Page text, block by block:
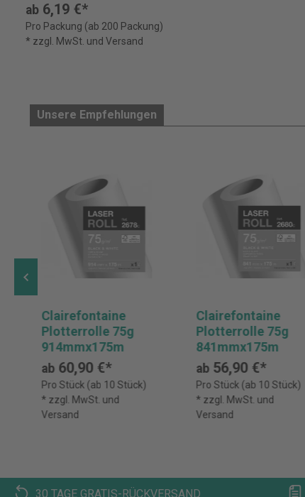
ab 6,19 €*
Pro Packung (ab 200 Packung)
* zzgl. MwSt. und Versand
Unsere Empfehlungen
Clairefontaine
Plotterrolle 75g
914mmx175m
ab60,90 €*
Pro Stück (ab 10 Stück)
* zzgl. MwSt. und
Versand
Clairefontaine
Plotterrolle 75g
841mmx175m
ab 56,90 €*
Pro Stück (ab 10 Stück)
* zzgl. MwSt. und
Versand
30 TAGE GRATIS-RÜCKVERSAND